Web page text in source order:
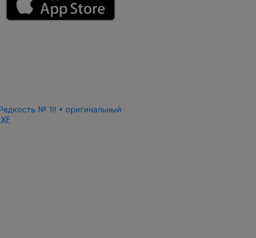
№ 1!! • оригинальный
XF